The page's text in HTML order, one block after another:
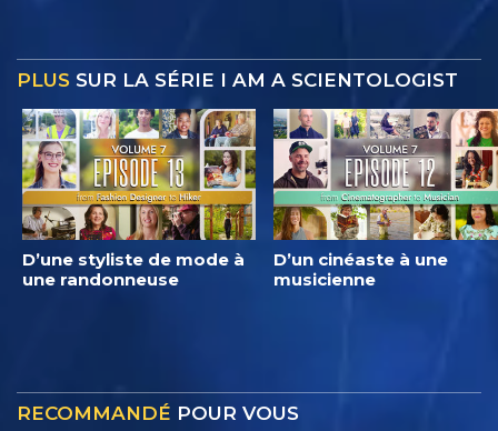
PLUS SUR LA SÉRIE I AM A SCIENTOLOGIST
D’une styliste de mode à
une randonneuse
D’un cinéaste à une
musicienne
RECOMMANDÉ POUR VOUS